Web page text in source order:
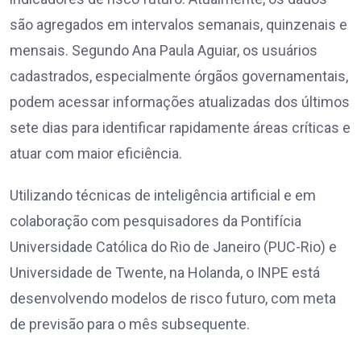
são agregados em intervalos semanais, quinzenais e
mensais. Segundo Ana Paula Aguiar, os usuários
cadastrados, especialmente órgãos governamentais,
podem acessar informações atualizadas dos últimos
sete dias para identificar rapidamente áreas críticas e
atuar com maior eficiência.
Utilizando técnicas de inteligência artificial e em
colaboração com pesquisadores da Pontifícia
Universidade Católica do Rio de Janeiro (PUC-Rio) e
Universidade de Twente, na Holanda, o INPE está
desenvolvendo modelos de risco futuro, com meta
de previsão para o mês subsequente.